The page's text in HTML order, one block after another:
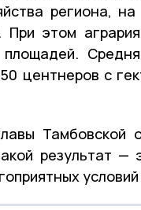
региона,
этом
центнеров с
Тамбовской
результат —